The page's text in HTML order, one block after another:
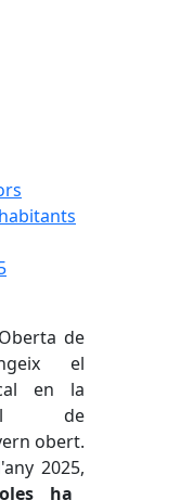
municipis de
de
el
en la
de
obert.
2025,
ha